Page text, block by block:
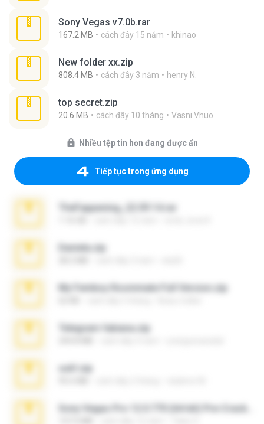
Sony Vegas v7.0b.rar
167.2 MB cách đây 15 năm khinao
New folder xx.zip
808.4 MB cách đây 3 năm henry N.
top secret.zip
20.6 MB cách đây 10 tháng Vasni Vhuo
Nhiều tệp tin hơn đang được ẩn
Tiếp tục trong ứng dụng
TheFappening_22.09.14.rar
Daniela.zip
My Femboy Roommate Full Version.zip
Telegram fabiana.zip
ouh!.zip